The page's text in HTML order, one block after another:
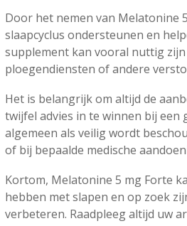
Door het nemen van Melatonine
slaapcyclus ondersteunen en
supplement kan vooral nuttig
ploegendiensten of andere
Het is belangrijk om altijd de
twijfel advies in te winnen bij
algemeen als veilig wordt
of bij bepaalde medische
Kortom, Melatonine 5 mg Forte
hebben met slapen en op zoek
verbeteren. Raadpleeg altijd uw